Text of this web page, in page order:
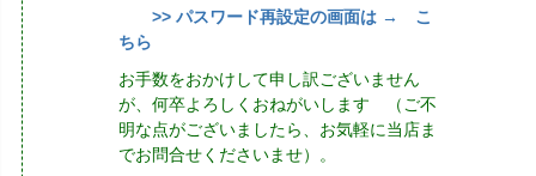
>> パスワード再設定の画面は → こ
ちら
お手数をおかけして申し訳ございません
が、何卒よろしくおねがいします （ご不
明な点がございましたら、お気軽に当店ま
でお問合せくださいませ）。